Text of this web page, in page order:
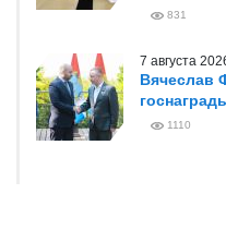
831
7 августа
Вячеслав
1110